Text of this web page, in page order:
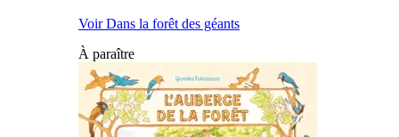
Voir Dans la forêt des géants
À paraître